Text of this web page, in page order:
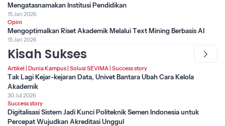
Mengatasnamakan Institusi Pendidikan
15 Jan 2026
Opini
Mengoptimalkan Riset Akademik Melalui Text Mining Berbasis AI
15 Jan 2026
Kisah Sukses
Artikel | Dunia Kampus | Solusi SEVIMA | Success story
Tak Lagi Kejar-kejaran Data, Univet Bantara Ubah Cara Kelola
Akademik
30 Jul 2026
Success story
Digitalisasi Sistem Jadi Kunci Politeknik Semen Indonesia untuk
Percepat Wujudkan Akreditasi Unggul